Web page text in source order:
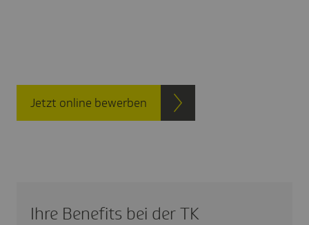
Jetzt online bewerben
Ihre Benefits bei der TK